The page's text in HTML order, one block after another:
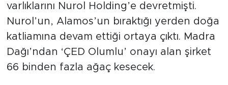
varlıklarını Nurol Holding’e devretmişti.
Nurol’un, Alamos’un bıraktığı yerden doğa
katliamına devam ettiği ortaya çıktı. Madra
Dağı’ndan ‘ÇED Olumlu’ onayı alan şirket
66 binden fazla ağaç kesecek.